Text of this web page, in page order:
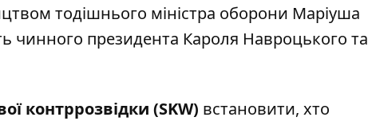
тодішнього міністра оборони Маріуша
чинного президента Кароля Навроцького та
контррозвідки (SKW) встановити, хто